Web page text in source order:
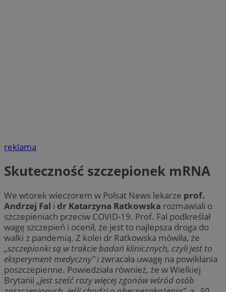
reklama
Skuteczność szczepionek mRNA
We wtorek wieczorem w Polsat News lekarze prof.
Andrzej Fal i dr Katarzyna Ratkowska rozmawiali o
szczepieniach przeciw COVID-19. Prof. Fal podkreślał
wagę szczepień i ocenił, że jest to najlepsza droga do
walki z pandemią. Z kolei dr Ratkowska mówiła, że
„szczepionki są w trakcie badań klinicznych, czyli jest to
eksperyment medyczny”i zwracała uwagę na powikłania
poszczepienne. Powiedziała również, że w Wielkiej
Brytanii „jest sześć razy więcej zgonów wśród osób